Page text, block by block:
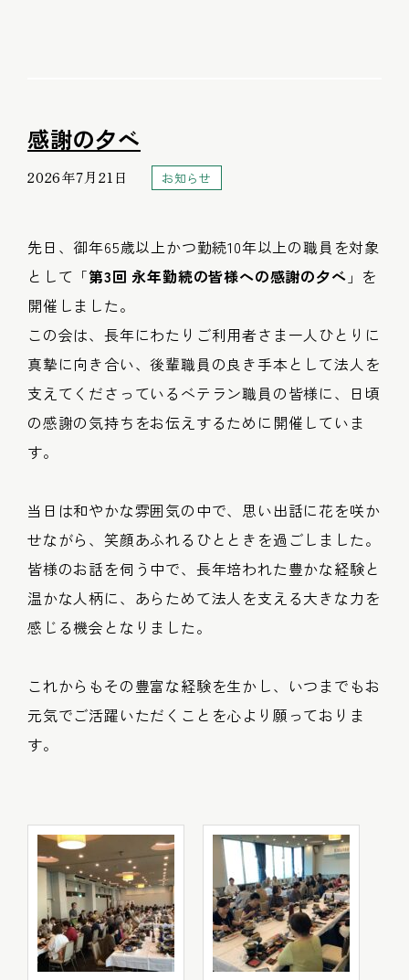
感謝の夕べ
2026年7月21日 お知らせ
先日、御年65歳以上かつ勤続10年以上の職員を対象
として「第3回 永年勤続の皆様への感謝の夕べ 」を
開催しました。
この会は、長年にわたりご利用者さま一人ひとりに
真摯に向き合い、後輩職員の良き手本として法人を
支えてくださっているベテラン職員の皆様に、日頃
の感謝の気持ちをお伝えするために開催していま
す。
当日は和やかな雰囲気の中で、思い出話に花を咲か
せながら、笑顔あふれるひとときを過ごしました。
皆様のお話を伺う中で、長年培われた豊かな経験と
温かな人柄に、あらためて法人を支える大きな力を
感じる機会となりました。
これからもその豊富な経験を生かし、いつまでもお
元気でご活躍いただくことを心より願っておりま
す。